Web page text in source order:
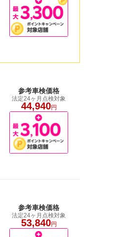
参考車検価格
法定24ヶ月点検対象
44,940円
参考車検価格
法定24ヶ月点検対象
53,840円